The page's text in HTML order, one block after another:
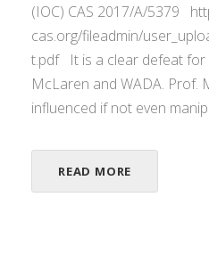
(IOC) CAS 2017/A/5379
cas.org/fileadmin/
t.pdf It is a clear defeat for
McLaren and WADA. Prof.
influenced if not even
READ MORE